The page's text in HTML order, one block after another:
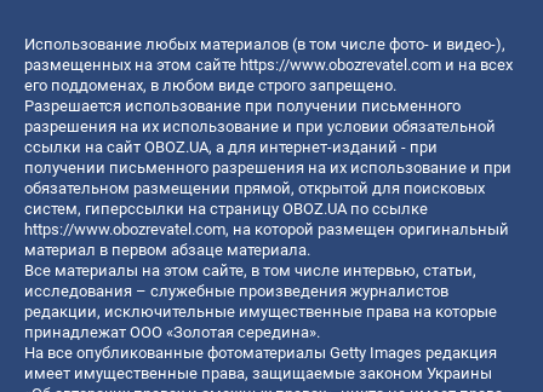
Использование любых материалов (в том числе фото- и видео-),
размещенных на этом сайте https://www.obozrevatel.com и на всех
его поддоменах, в любом виде строго запрещено.
Разрешается использование при получении письменного
разрешения на их использование и при условии обязательной
ссылки на сайт OBOZ.UA, а для интернет-изданий - при
получении письменного разрешения на их использование и при
обязательном размещении прямой, открытой для поисковых
систем, гиперссылки на страницу OBOZ.UA по ссылке
https://www.obozrevatel.com, на которой размещен оригинальный
материал в первом абзаце материала.
Все материалы на этом сайте, в том числе интервью, статьи,
исследования – служебные произведения журналистов
редакции, исключительные имущественные права на которые
принадлежат ООО «Золотая середина».
На все опубликованные фотоматериалы Getty Images редакция
имеет имущественные права, защищаемые законом Украины